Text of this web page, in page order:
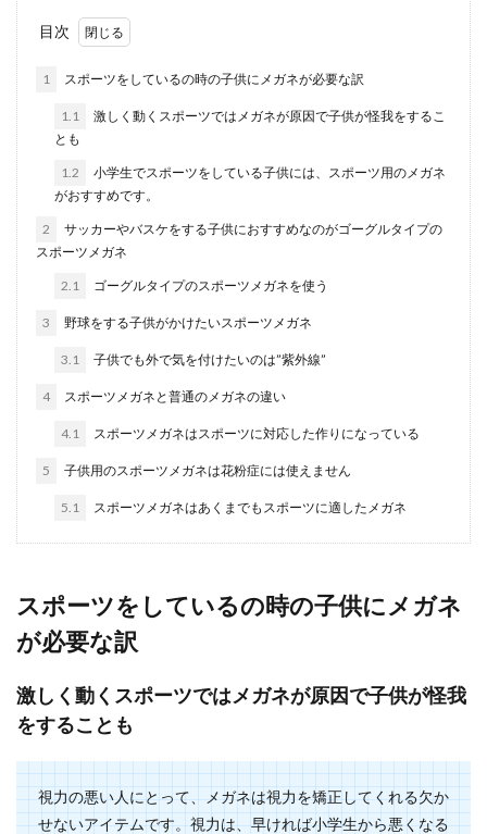
気がついたら黄ばみが目立つということはありま
【ハンドメイド】小さなはぎれを使っ
て、どうしようか使い道に困っている方はいませ
んか？ハンドメ...
洗濯物をエアコンで乾かす方法！梅雨
時に役立つ部屋干しの方法
梅雨の時期は洗濯物が乾きにくく困ってしまいま
目次
1 スポーツをしているの時の子供にメガネが必要な訳
1.1
激しく動くスポーツではメガネが原因で子供が怪我をするこ
とも
1.2
小学生でスポーツをしている子供には、スポーツ用のメガネ
がおすすめです。
2
サッカーやバスケをする子供におすすめなのがゴーグルタイプの
スポーツメガネ
2.1 ゴーグルタイプのスポーツメガネを使う
3 野球をする子供がかけたいスポーツメガネ
3.1 子供でも外で気を付けたいのは”紫外線”
4 スポーツメガネと普通のメガネの違い
4.1 スポーツメガネはスポーツに対応した作りになっている
5 子供用のスポーツメガネは花粉症には使えません
5.1 スポーツメガネはあくまでもスポーツに適したメガネ
スポーツをしているの時の子供にメガネ
が必要な訳
激しく動くスポーツではメガネが原因で子供が怪我
をすることも
視力の悪い人にとって、メガネは視力を矯正してくれる欠か
せないアイテムです。視力は、早ければ小学生から悪くなる